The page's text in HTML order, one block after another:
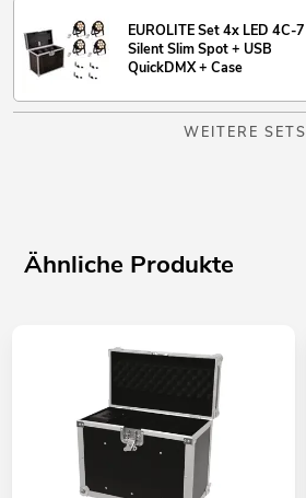
EUROLITE Set 4x LED 4C-7
Silent Slim Spot + USB
QuickDMX + Case
WEITERE SETS
Ähnliche Produkte